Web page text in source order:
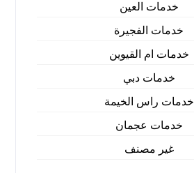
خدمات العين
خدمات الفجيرة
خدمات ام القيوين
خدمات دبي
خدمات راس الخيمة
خدمات عجمان
غير مصنف